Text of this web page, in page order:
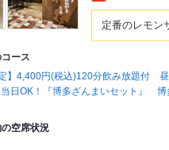
定番のレモン
ース
定】4,400円(税込)120分飲み放題付
当日OK！『博多ざんまいセット』
空席状況